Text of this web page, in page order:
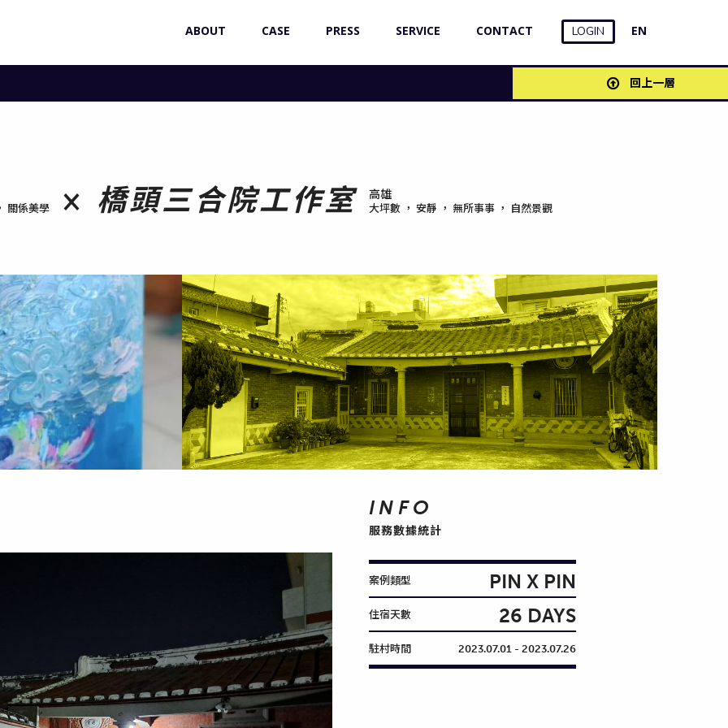
ABOUT CASE PRESS SERVICE CONTACT LOGIN EN
回上一層
關係美學 × 橋頭三合院工作室 高雄
大坪數 ， 安靜 ， 無所事事 ， 自然景觀
INFO
服務數據統計
案例類型 PIN X PIN
住宿天數 26 DAYS
駐村時間 2023.07.01 - 2023.07.26